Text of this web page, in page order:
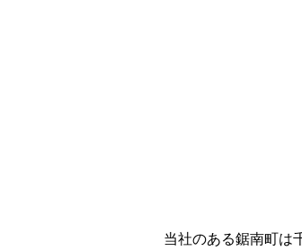
当社のある鋸南町は